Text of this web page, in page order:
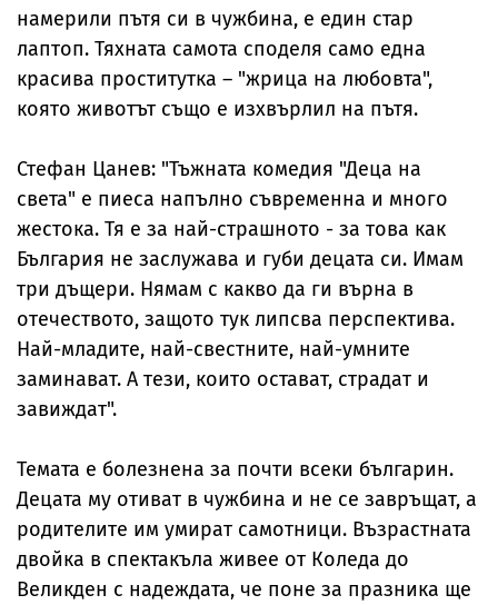
намерили пътя си в чужбина, е един стар
лаптоп. Тяхната самота споделя само една
красива проститутка – "жрица на любовта",
която животът също е изхвърлил на пътя.
Стефан Цанев: "Тъжната комедия "Деца на
света" е пиеса напълно съвременна и много
жестока. Тя е за най-страшното - за това как
България не заслужава и губи децата си. Имам
три дъщери. Нямам с какво да ги върна в
отечеството, защото тук липсва перспектива.
Най-младите, най-свестните, най-умните
заминават. А тези, които остават, страдат и
завиждат".
Темата е болезнена за почти всеки българин.
Децата му отиват в чужбина и не се завръщат, а
родителите им умират самотници. Възрастната
двойка в спектакъла живее от Коледа до
Великден с надеждата, че поне за празника ще